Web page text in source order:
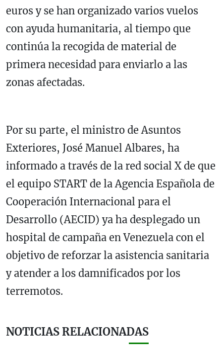
euros y se han organizado varios vuelos
con ayuda humanitaria, al tiempo que
continúa la recogida de material de
primera necesidad para enviarlo a las
zonas afectadas.
Por su parte, el ministro de Asuntos
Exteriores, José Manuel Albares, ha
informado a través de la red social X de que
el equipo START de la Agencia Española de
Cooperación Internacional para el
Desarrollo (AECID) ya ha desplegado un
hospital de campaña en Venezuela con el
objetivo de reforzar la asistencia sanitaria
y atender a los damnificados por los
terremotos.
NOTICIAS RELACIONADAS